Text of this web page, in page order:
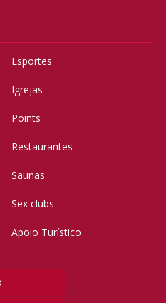
Esportes
Igrejas
Points
Restaurantes
Saunas
Sex clubs
Apoio Turístico